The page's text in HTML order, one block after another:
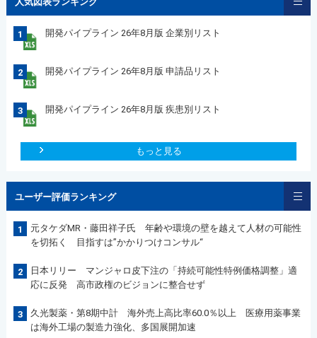
1 開発パイプライン 26年8月版 企業別リスト
2 開発パイプライン 26年8月版 申請品リスト
3 開発パイプライン 26年8月版 疾患別リスト
もっと見る
ユーザー評価ランキング
1
元タケダMR・藤田祥子氏 年齢や環境の壁を越えて人材の可能性
を切拓く 目指すは”かかりつけコンサル“
2
日本リリー マンジャロ皮下注の「持続可能性特例価格調整」適
応に反発 高市政権のビジョンに整合せず
3
久光製薬・第8期中計 海外売上高比率60.0％以上 医療用薬事業
は海外工場の製造力強化、多国展開加速